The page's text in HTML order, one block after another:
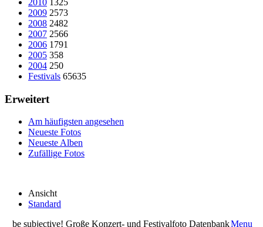
2009 2573
2008 2482
2007 2566
2006 1791
2005 358
2004 250
Festivals 65635
Erweitert
Am häufigsten angesehen
Neueste Fotos
Neueste Alben
Zufällige Fotos
Ansicht
Standard
be subjective! Große Konzert- und Festivalfoto DatenbankMenu